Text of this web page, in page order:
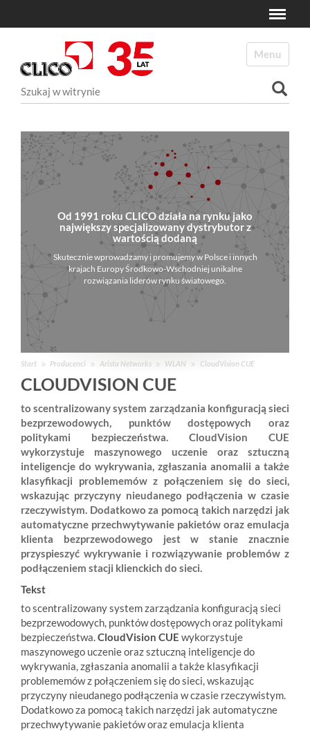
Toggle
Od 1991 roku CLICO działa na rynku jako
największy specjalizowany dystrybutor z
wartością dodaną
Skutecznie wprowadzamy i promujemy w Polsce i innych
krajach Europy Środkowo-Wschodniej unikalne
rozwiązania liderów rynku światowego.
Start Producenci Arista Networks WLAN CloudVision CUE
CLOUDVISION CUE
to scentralizowany system zarządzania konfiguracją sieci
bezprzewodowych, punktów dostępowych oraz
politykami bezpieczeństwa. CloudVision CUE
wykorzystuje maszynowego uczenie oraz sztuczną
inteligencje do wykrywania, zgłaszania anomalii a także
klasyfikacji problememów z połączeniem się do sieci,
wskazując przyczyny nieudanego podłączenia w czasie
rzeczywistym. Dodatkowo za pomocą takich narzędzi jak
automatyczne przechwytywanie pakietów oraz emulacja
klienta bezprzewodowego jest w stanie znacznie
przyspieszyć wykrywanie i rozwiązywanie problemów z
podłączeniem stacji klienckich do sieci.
Tekst
to scentralizowany system zarządzania konfiguracją sieci
bezprzewodowych, punktów dostępowych oraz politykami
bezpieczeństwa. CloudVision CUE wykorzystuje
maszynowego uczenie oraz sztuczną inteligencje do
wykrywania, zgłaszania anomalii a także klasyfikacji
problememów z połączeniem się do sieci, wskazując
przyczyny nieudanego podłączenia w czasie rzeczywistym.
Dodatkowo za pomocą takich narzędzi jak automatyczne
przechwytywanie pakietów oraz emulacja klienta